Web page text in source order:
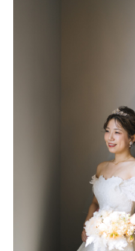
福島県郡山市富田町権現林9−１
0120-05-
シーンのように
す。 白を基調と
は、 トレンド
ら、 王道ウェ
叶う多彩な空間
スタジオとは思
ざまな世界観で
回は、 ワイン